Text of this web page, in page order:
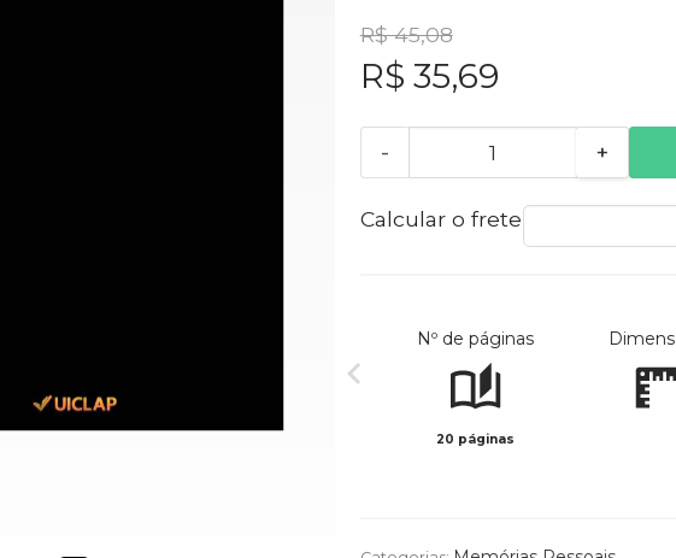
R$ 45,08
R$ 35,69
- +
Calcular o frete
Nº de páginas
20 páginas